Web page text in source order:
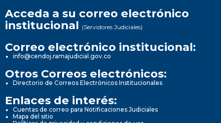
Acceda a su correo electrónico
institucional (Servidores Judiciales)
Correo electrónico institucional:
info@cendoj.ramajudicial.gov.co
Otros Correos electrónicos:
Directorio de Correos Electrónicos Institucionales
Enlaces de interés:
Cuentas de correo para Notificaciones Judiciales
Mapa del sitio